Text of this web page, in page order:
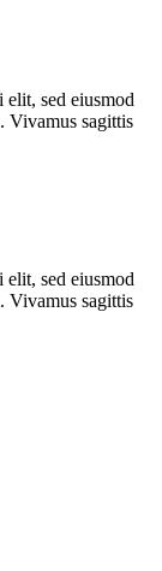
sed eiusmod
Vivamus sagittis
sed eiusmod
Vivamus sagittis